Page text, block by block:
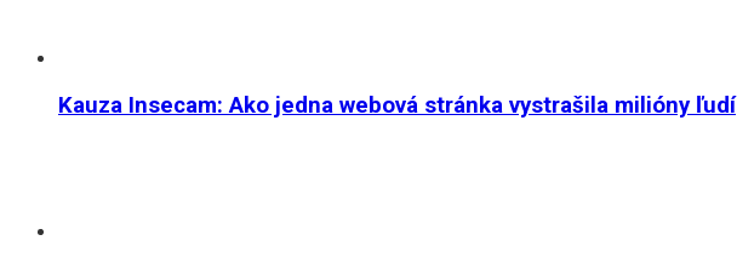
Kauza Insecam: Ako jedna webová stránka vystrašila milióny ľudí